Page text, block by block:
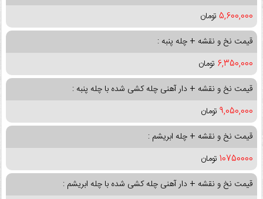
5,600,000 تومان
قیمت نخ و نقشه + چله پنبه :
6,350,000 تومان
قیمت نخ و نقشه + دار آهنی چله کشی شده با چله پنبه :
9,050,000 تومان
قیمت نخ و نقشه + چله ابریشم :
10750000 تومان
قیمت نخ و نقشه + دار آهنی چله کشی شده با چله ابریشم :